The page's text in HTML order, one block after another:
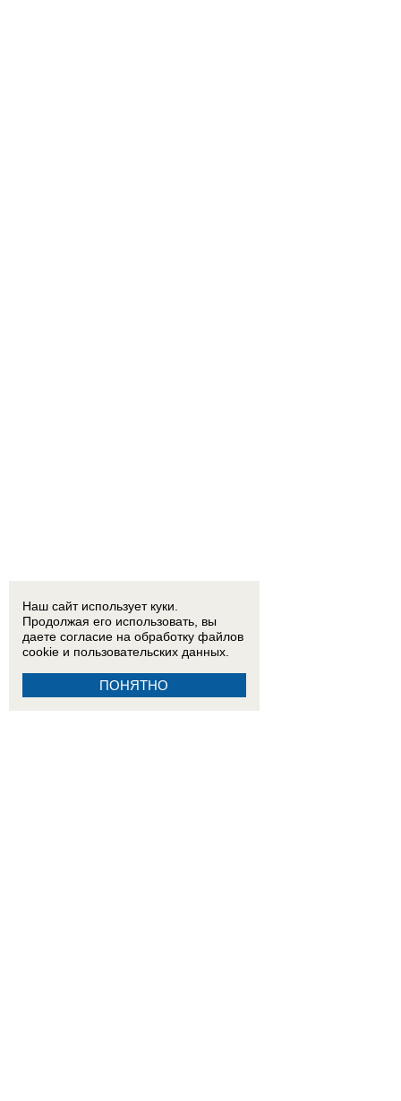
Наш сайт использует куки.
Продолжая его использовать, вы
даете согласие на обработку файлов
cookie и пользовательских данных.
ПОНЯТНО